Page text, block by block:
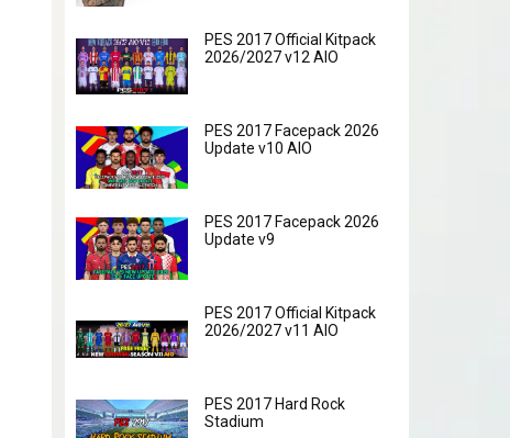
PES 2017 Official Kitpack
2026/2027 v12 AIO
PES 2017 Facepack 2026
Update v10 AIO
PES 2017 Facepack 2026
Update v9
PES 2017 Official Kitpack
2026/2027 v11 AIO
PES 2017 Hard Rock
Stadium